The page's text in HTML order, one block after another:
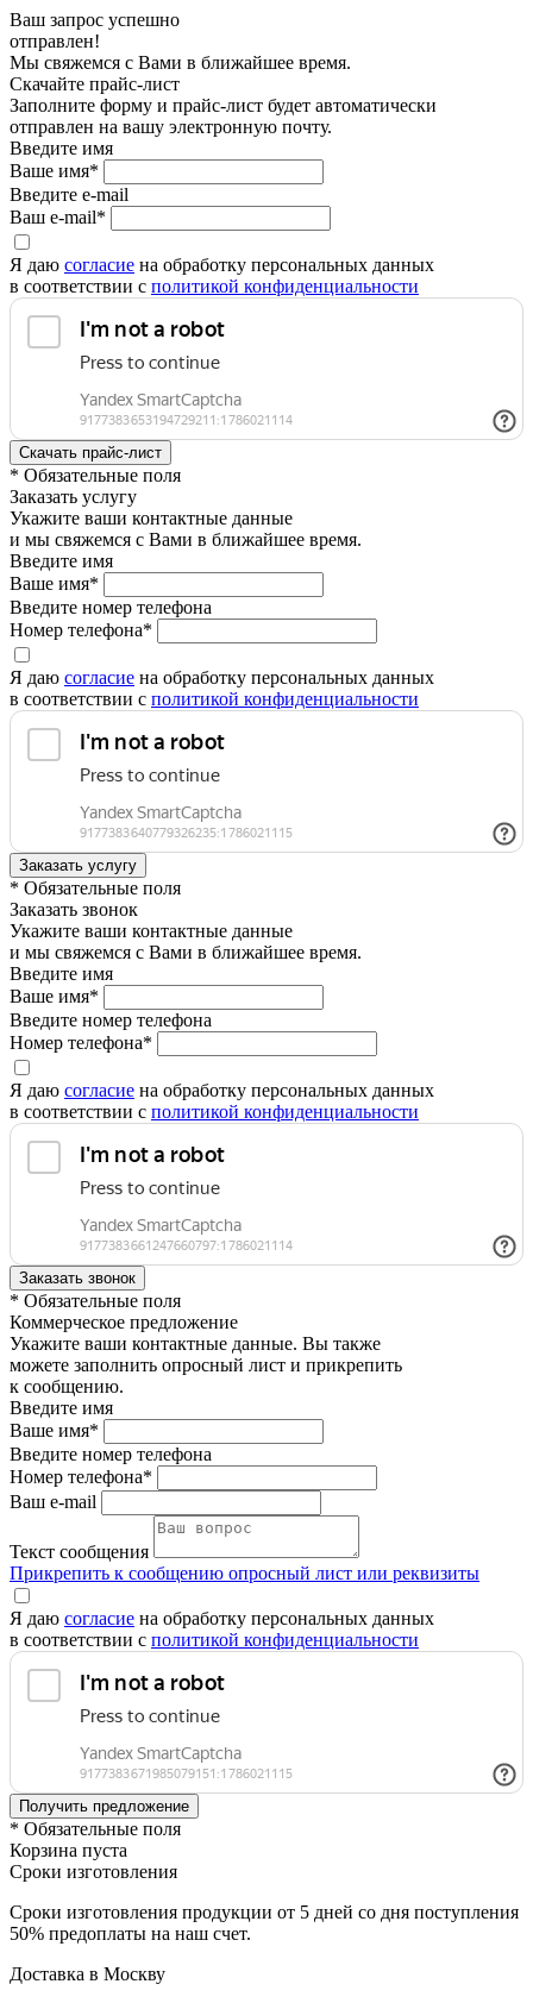
Ваш запрос успешно
отправлен!
Мы свяжемся с Вами в ближайшее время.
Скачайте прайс-лист
Заполните форму и прайс-лист будет автоматически
отправлен на вашу электронную почту.
Введите имя
Ваше имя*
Введите e-mail
Ваш e-mail*
Я даю согласие на обработку персональных данных
в соответствии с политикой конфиденциальности
* Обязательные поля
Заказать услугу
Укажите ваши контактные данные
и мы свяжемся с Вами в ближайшее время.
Введите имя
Ваше имя*
Введите номер телефона
Номер телефона*
Я даю согласие на обработку персональных данных
в соответствии с политикой конфиденциальности
* Обязательные поля
Заказать звонок
Укажите ваши контактные данные
и мы свяжемся с Вами в ближайшее время.
Введите имя
Ваше имя*
Введите номер телефона
Номер телефона*
Я даю согласие на обработку персональных данных
в соответствии с политикой конфиденциальности
* Обязательные поля
Коммерческое предложение
Укажите ваши контактные данные. Вы также
можете заполнить опросный лист и прикрепить
к сообщению.
Введите имя
Ваше имя*
Введите номер телефона
Номер телефона*
Ваш e-mail
Текст сообщения
Прикрепить к сообщению опросный лист или реквизиты
Я даю согласие на обработку персональных данных
в соответствии с политикой конфиденциальности
* Обязательные поля
Корзина пуста
Сроки изготовления
Сроки изготовления продукции от 5 дней со дня поступления
50% предоплаты на наш счет.
Доставка в Москву